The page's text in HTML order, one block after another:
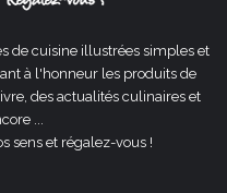
de cuisine illustrées simples et
à l'honneur les produits de
des actualités culinaires et
...
sens et régalez-vous !